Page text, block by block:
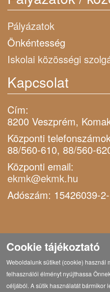
Pályázatok
Önkéntesség
Iskolai közösségi
Kapcsolat
Cím:
8200 Veszprém,
Központi
88/560-610, 88/560-
Központi email:
ekmk@ekmk.hu
Adószám: 15426039-
Cookie tájékoztató
Weboldalunk sütiket (cookie) használ
felhasználói élményt nyújthassa
céljából. A sütik használatát bármikor